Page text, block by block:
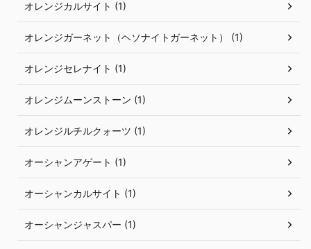
オレンジカルサイト (1)
オレンジガーネット（ヘソナイトガーネット） (1)
オレンジセレナイト (1)
オレンジムーンストーン (1)
オレンジルチルクォーツ (1)
オーシャンアゲート (1)
オーシャンカルサイト (1)
オーシャンジャスパー (1)